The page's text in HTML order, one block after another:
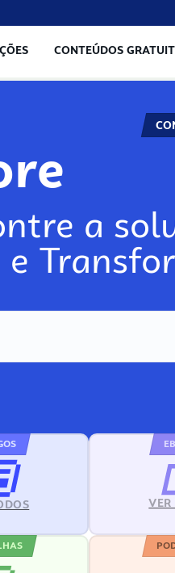
CONTEÚDOS
a
e
VER